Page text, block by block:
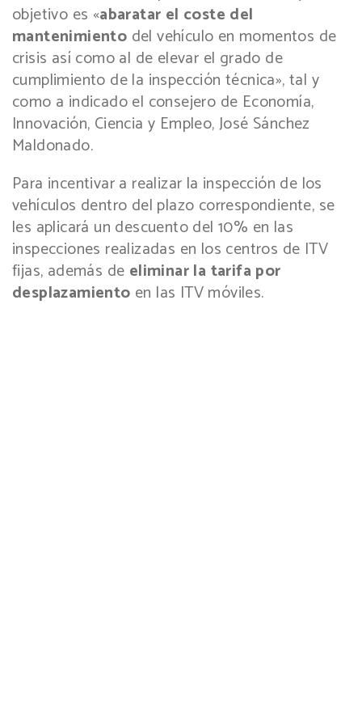
objetivo es «abaratar el coste del
mantenimiento del vehículo en momentos de
crisis así como al de elevar el grado de
cumplimiento de la inspección técnica», tal y
como a indicado el consejero de Economía,
Innovación, Ciencia y Empleo, José Sánchez
Maldonado.
Para incentivar a realizar la inspección de los
vehículos dentro del plazo correspondiente, se
les aplicará un descuento del 10% en las
inspecciones realizadas en los centros de ITV
fijas, además de eliminar la tarifa por
desplazamiento en las ITV móviles.